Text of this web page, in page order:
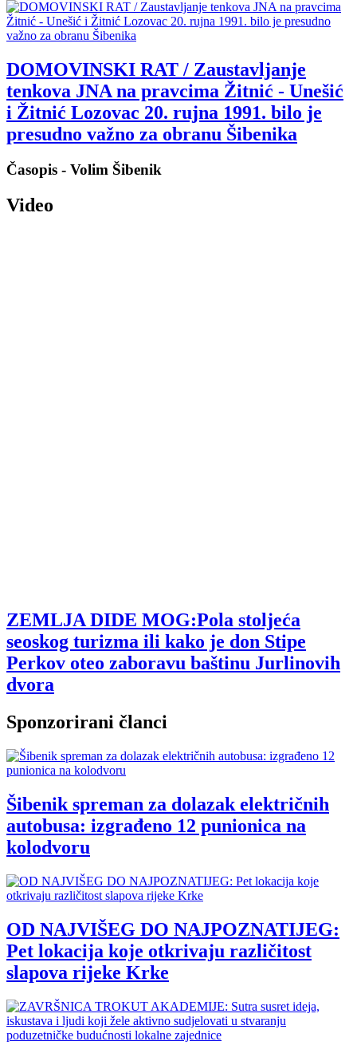
DOMOVINSKI RAT / Zaustavljanje
tenkova JNA na pravcima Žitnić - Unešić
i Žitnić Lozovac 20. rujna 1991. bilo je
presudno važno za obranu Šibenika
Časopis - Volim Šibenik
Video
ZEMLJA DIDE MOG:Pola stoljeća
seoskog turizma ili kako je don Stipe
Perkov oteo zaboravu baštinu Jurlinovih
dvora
Sponzorirani članci
Šibenik spreman za dolazak električnih
autobusa: izgrađeno 12 punionica na
kolodvoru
OD NAJVIŠEG DO NAJPOZNATIJEG:
Pet lokacija koje otkrivaju različitost
slapova rijeke Krke